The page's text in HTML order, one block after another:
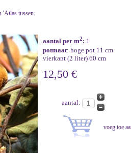
'Atlas tussen.
aantal per m2: 1
potmaat: hoge pot 11 cm
vierkant (2 liter) 60 cm
12,50 €
aantal: